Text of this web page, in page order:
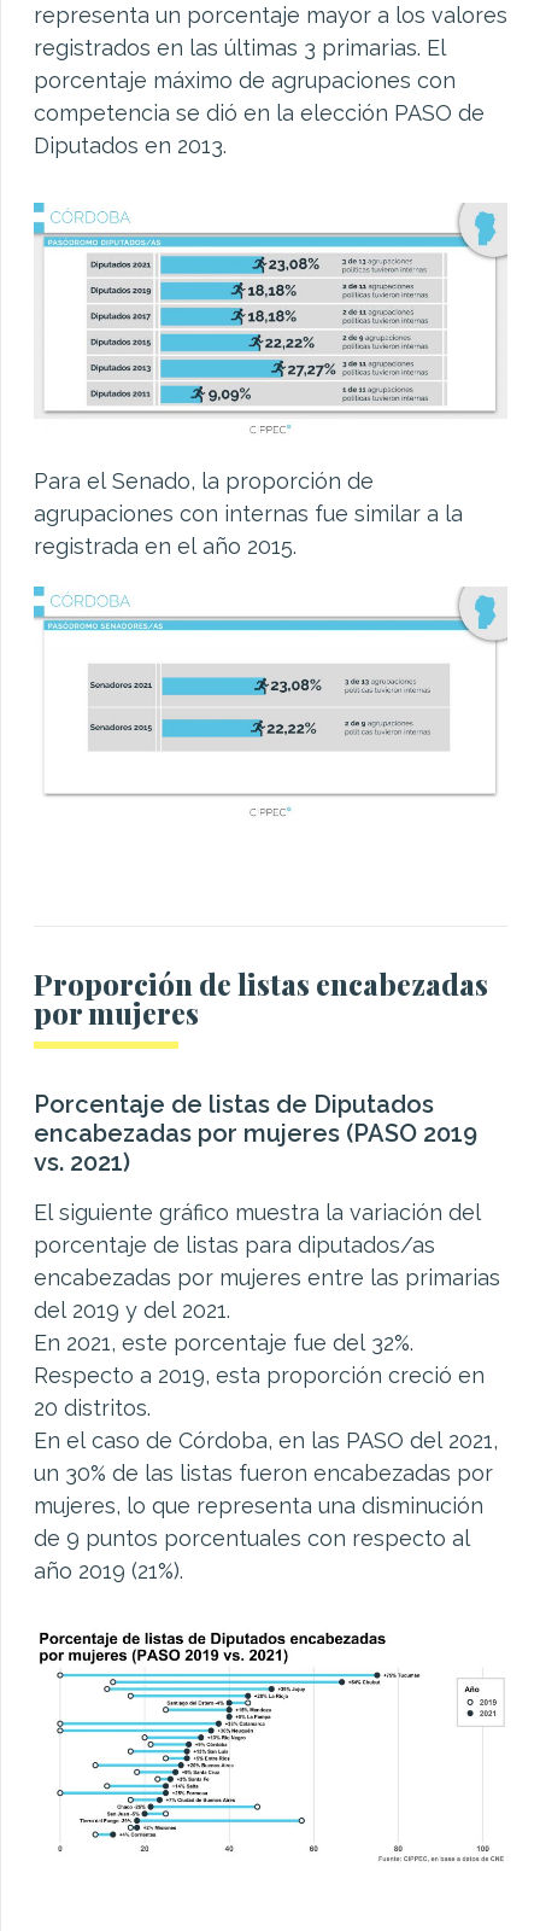
representa un porcentaje mayor a los valores
registrados en las últimas 3 primarias. El
porcentaje máximo de agrupaciones con
competencia se dió en la elección PASO de
Diputados en 2013.
Para el Senado, la proporción de
agrupaciones con internas fue similar a la
registrada en el año 2015.
Proporción de listas encabezadas
por mujeres
Porcentaje de listas de Diputados
encabezadas por mujeres (PASO 2019
vs. 2021)
El siguiente gráfico muestra la variación del
porcentaje de listas para diputados/as
encabezadas por mujeres entre las primarias
del 2019 y del 2021.
En 2021, este porcentaje fue del 32%.
Respecto a 2019, esta proporción creció en
20 distritos.
En el caso de Córdoba, en las PASO del 2021,
un 30% de las listas fueron encabezadas por
mujeres, lo que representa una disminución
de 9 puntos porcentuales con respecto al
año 2019 (21%).